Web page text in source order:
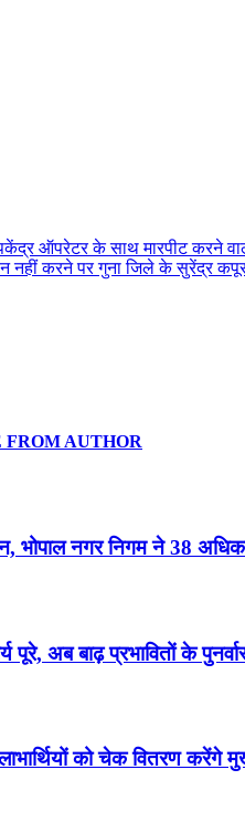
ऑपरेटर के साथ मारपीट करने
नहीं करने पर गुना जिले के सुरेंद्र
FROM AUTHOR
भोपाल नगर निगम ने 38
अब बाढ़ प्रभावितों के
को चेक वितरण करेंगे